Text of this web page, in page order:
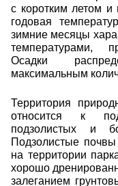
с коротким летом и
годовая
зимние месяцы
температурами,
Осадки
максимальным
Территория
относится к
подзолистых и
Подзолистые
на территории
хорошо
залеганием